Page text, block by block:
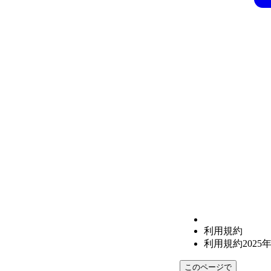
利用規約
利用規約2025
このページで